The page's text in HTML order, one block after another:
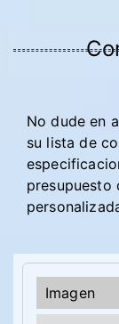
No dude en
su lista de
presupuesto